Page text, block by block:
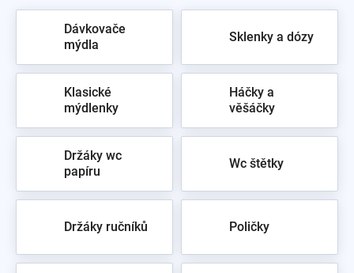
Dávkovače
mýdla
Sklenky a dózy
Klasické
mýdlenky
Háčky a
věšáčky
Držáky wc
papíru
Wc štětky
Držáky ručníků Poličky